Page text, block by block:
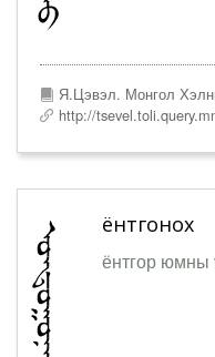
Я.Цэвэл. Монгол
http://
ёнтгонох
ёнтгор юмны